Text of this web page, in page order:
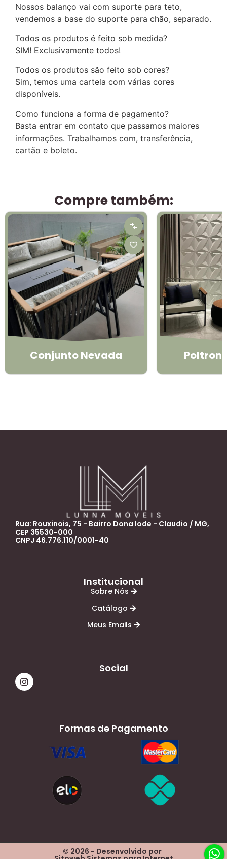
Nossos balanço vai com suporte para teto,
vendemos a base do suporte para chão, separado.
Todos os produtos é feito sob medida?
SIM! Exclusivamente todos!
Todos os produtos são feito sob cores?
Sim, temos uma cartela com várias cores
disponíveis.
Como funciona a forma de pagamento?
Basta entrar em contato que passamos maiores
informações. Trabalhamos com, transferência,
cartão e boleto.
Compre também:
Conjunto Nevada
Rua: Rouxinois, 75 - Bairro Dona lode - Claudio / MG,
CEP 35530-000
CNPJ 46.776.110/0001-40
Institucional
Sobre Nós
Catálogo
Meus Emails
Social
Formas de Pagamento
© 2026 - Desenvolvido por